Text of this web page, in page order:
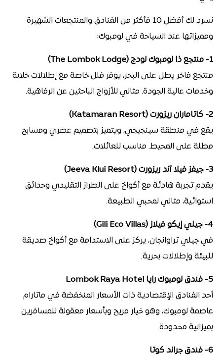
نسرد لك أفضل 10 فأكثر من الفنادق والمنتجعات الشهيرة
ومميزاتها عند السياحة في لومبوك:
1- منتجع ذا لومبوك لودج (The Lombok Lodge)
منتجع فاخر يطل على البحر، يوفر فلل خاصة مع إطلالات خلابة
وخدمات عالية الجودة. مثالي للأزواج الباحثين عن الرفاهية.
2- كاتاماران ريزورت (Katamaran Resort)
يقع في منطقة سينجيجي، ويتميز بتصميم عصري ومسابح
مطلة على المحيط. مناسب للعائلات.
3- جيفز فيلا آند ريزورت (Jeeva Klui Resort)
يقدم تجربة هادئة مع أكواخ على الطراز التقليدي وحدائق
استوائية، مثالي لمحبي الطبيعة.
4- جيلي إيكو فيلاز (Gili Eco Villas)
في جيلي تراوانجان، يركز على الاستدامة مع أكواخ صديقة
للبيئة وإطلالات بحرية.
5- فندق لومبوك رايا Lombok Raya Hotel
أحد الفنادق الإقتصادية ذات الأسعار المنخفضة في ماتارام
عاصمة لومبوك، وهو خيار مريح وبأسعار معقولة للمسافرين
بميزانية محدودة.
6- فندق جراند كوتا